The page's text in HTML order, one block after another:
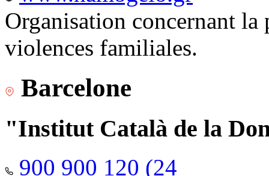
Organisation concernant
violences familiales.
Barcelone
"Institut Català de la
900 900 120 (24